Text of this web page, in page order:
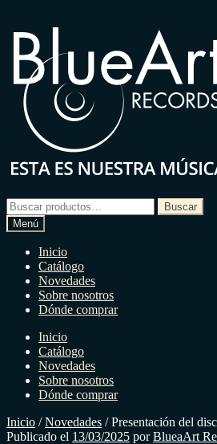
navegación
página
Buscar
por:
Buscar
Menú
Inicio
Catálogo
Novedades
Sobre nosotros
Dónde comprar
Inicio
Catálogo
Novedades
Sobre nosotros
Dónde comprar
Inicio /Novedades /Presentación del
Publicado el 13/03/2025 porBlueaArt